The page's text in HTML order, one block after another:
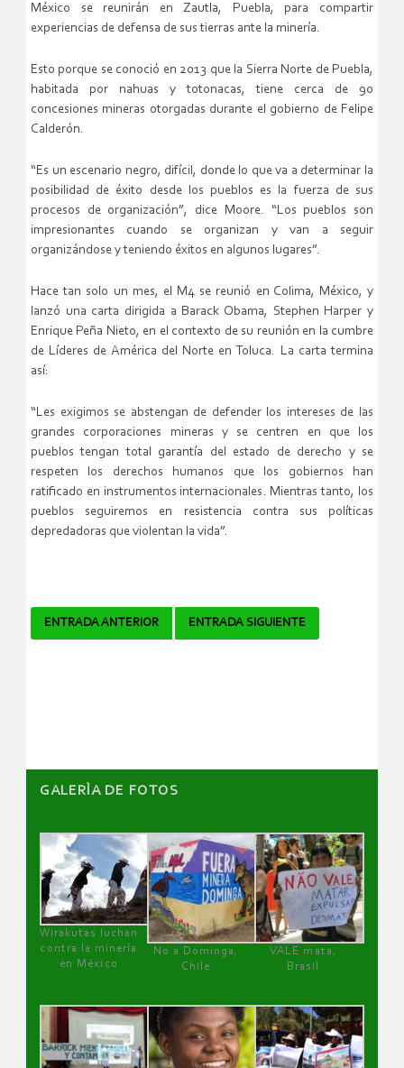
México se reunirán en Zautla, Puebla, para compartir
experiencias de defensa de sus tierras ante la minería.
Esto porque se conoció en 2013 que la Sierra Norte de Puebla,
habitada por nahuas y totonacas, tiene cerca de 90
concesiones mineras otorgadas durante el gobierno de Felipe
Calderón.
“Es un escenario negro, difícil, donde lo que va a determinar la
posibilidad de éxito desde los pueblos es la fuerza de sus
procesos de organización”, dice Moore. “Los pueblos son
impresionantes cuando se organizan y van a seguir
organizándose y teniendo éxitos en algunos lugares”.
Hace tan solo un mes, el M4 se reunió en Colima, México, y
lanzó una carta dirigida a Barack Obama, Stephen Harper y
Enrique Peña Nieto, en el contexto de su reunión en la cumbre
de Líderes de América del Norte en Toluca. La carta termina
así:
“Les exigimos se abstengan de defender los intereses de las
grandes corporaciones mineras y se centren en que los
pueblos tengan total garantía del estado de derecho y se
respeten los derechos humanos que los gobiernos han
ratificado en instrumentos internacionales. Mientras tanto, los
pueblos seguiremos en resistencia contra sus políticas
depredadoras que violentan la vida”.
Navegador
ENTRADA ANTERIOR ENTRADA SIGUIENTE
GALERÌA DE FOTOS
Wirakutas luchan
contra la minería
en México
No a Dominga,
Chile
VALE mata,
Brasil